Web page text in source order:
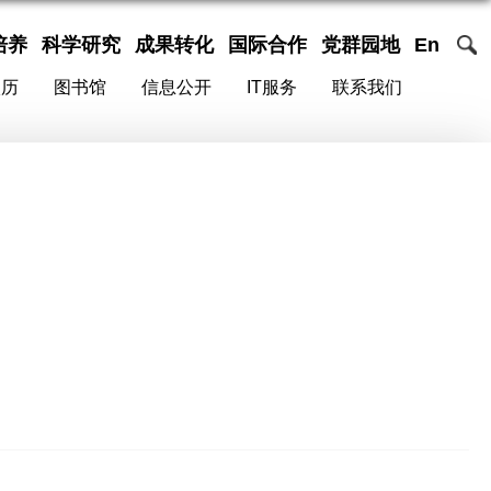
养 科学研究 成果转化 国际合作 党群园地 En
图书馆 信息公开 IT服务 联系我们